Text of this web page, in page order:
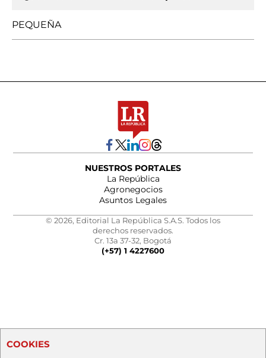
PEQUEÑA
NUESTROS PORTALES
La República
Agronegocios
Asuntos Legales
© 2026, Editorial La República S.A.S. Todos los
derechos reservados.
Cr. 13a 37-32, Bogotá
(+57) 1 4227600
COOKIES